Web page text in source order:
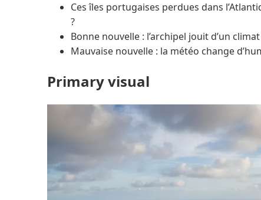
Ces îles portugaises perdues dans
?
Bonne nouvelle : l’archipel jouit d’un
Mauvaise nouvelle : la météo change
Primary visual